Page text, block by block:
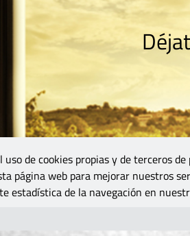
de cookies propias y de terceros
página web para mejorar nuestros
estadística de la navegación en